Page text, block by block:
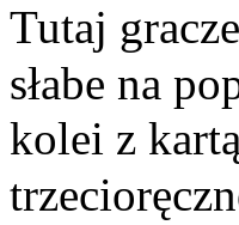
Tutaj
słabe na
kolei z